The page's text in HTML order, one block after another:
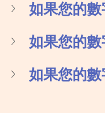
如果您的數
如果您的數
如果您的數